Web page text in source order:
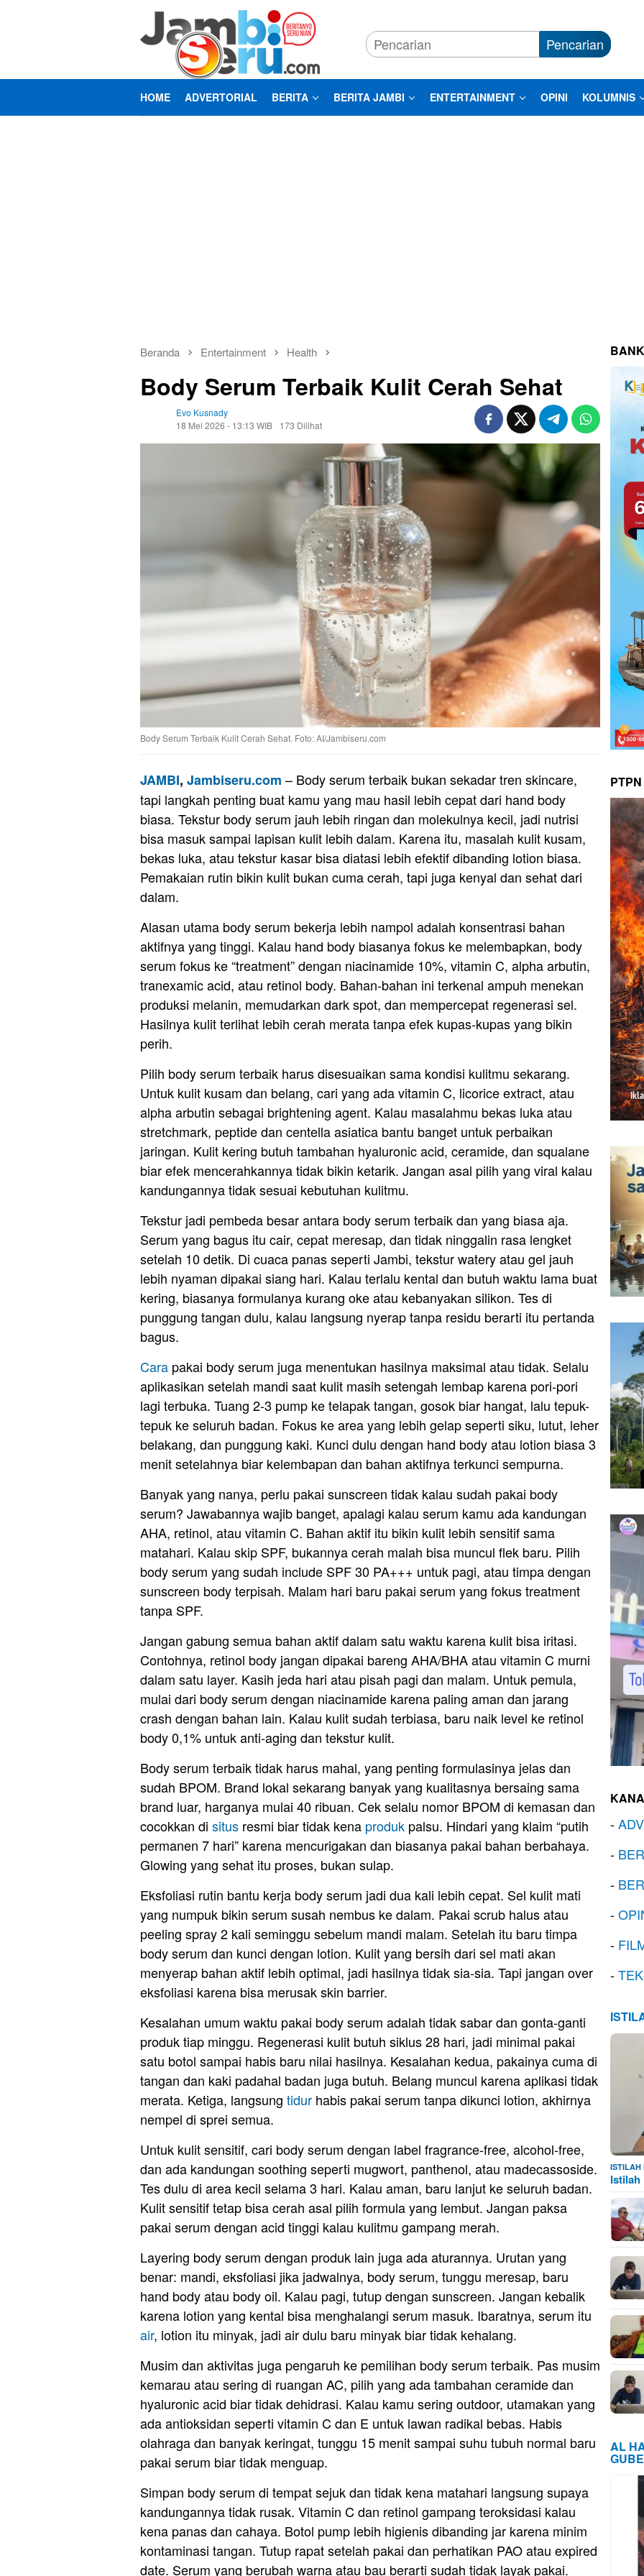
Pencarian
HOME ADVERTORIAL BERITA BERITA JAMBI ENTERTAINMENT OPINI KOLUMNIS
Beranda Entertainment Health
Body Serum Terbaik Kulit Cerah Sehat
Evo Kusnady
18 Mei 2026 - 13:13 WIB
173 Dilihat
Body Serum Terbaik Kulit Cerah Sehat. Foto: AI/Jambiseru.com
JAMBI, Jambiseru.com – Body serum terbaik bukan sekadar tren skincare,
tapi langkah penting buat kamu yang mau hasil lebih cepat dari hand body
biasa. Tekstur body serum jauh lebih ringan dan molekulnya kecil, jadi nutrisi
bisa masuk sampai lapisan kulit lebih dalam. Karena itu, masalah kulit kusam,
bekas luka, atau tekstur kasar bisa diatasi lebih efektif dibanding lotion biasa.
Pemakaian rutin bikin kulit bukan cuma cerah, tapi juga kenyal dan sehat dari
dalam.
Alasan utama body serum bekerja lebih nampol adalah konsentrasi bahan
aktifnya yang tinggi. Kalau hand body biasanya fokus ke melembapkan, body
serum fokus ke “treatment” dengan niacinamide 10%, vitamin C, alpha arbutin,
tranexamic acid, atau retinol body. Bahan-bahan ini terkenal ampuh menekan
produksi melanin, memudarkan dark spot, dan mempercepat regenerasi sel.
Hasilnya kulit terlihat lebih cerah merata tanpa efek kupas-kupas yang bikin
perih.
Pilih body serum terbaik harus disesuaikan sama kondisi kulitmu sekarang.
Untuk kulit kusam dan belang, cari yang ada vitamin C, licorice extract, atau
alpha arbutin sebagai brightening agent. Kalau masalahmu bekas luka atau
stretchmark, peptide dan centella asiatica bantu banget untuk perbaikan
jaringan. Kulit kering butuh tambahan hyaluronic acid, ceramide, dan squalane
biar efek mencerahkannya tidak bikin ketarik. Jangan asal pilih yang viral kalau
kandungannya tidak sesuai kebutuhan kulitmu.
Tekstur jadi pembeda besar antara body serum terbaik dan yang biasa aja.
Serum yang bagus itu cair, cepat meresap, dan tidak ninggalin rasa lengket
setelah 10 detik. Di cuaca panas seperti Jambi, tekstur watery atau gel jauh
lebih nyaman dipakai siang hari. Kalau terlalu kental dan butuh waktu lama buat
kering, biasanya formulanya kurang oke atau kebanyakan silikon. Tes di
punggung tangan dulu, kalau langsung nyerap tanpa residu berarti itu pertanda
bagus.
Cara pakai body serum juga menentukan hasilnya maksimal atau tidak. Selalu
aplikasikan setelah mandi saat kulit masih setengah lembap karena pori-pori
lagi terbuka. Tuang 2-3 pump ke telapak tangan, gosok biar hangat, lalu tepuk-
tepuk ke seluruh badan. Fokus ke area yang lebih gelap seperti siku, lutut, leher
belakang, dan punggung kaki. Kunci dulu dengan hand body atau lotion biasa 3
menit setelahnya biar kelembapan dan bahan aktifnya terkunci sempurna.
Banyak yang nanya, perlu pakai sunscreen tidak kalau sudah pakai body
serum? Jawabannya wajib banget, apalagi kalau serum kamu ada kandungan
AHA, retinol, atau vitamin C. Bahan aktif itu bikin kulit lebih sensitif sama
matahari. Kalau skip SPF, bukannya cerah malah bisa muncul flek baru. Pilih
body serum yang sudah include SPF 30 PA+++ untuk pagi, atau timpa dengan
sunscreen body terpisah. Malam hari baru pakai serum yang fokus treatment
tanpa SPF.
Jangan gabung semua bahan aktif dalam satu waktu karena kulit bisa iritasi.
Contohnya, retinol body jangan dipakai bareng AHA/BHA atau vitamin C murni
dalam satu layer. Kasih jeda hari atau pisah pagi dan malam. Untuk pemula,
mulai dari body serum dengan niacinamide karena paling aman dan jarang
crash dengan bahan lain. Kalau kulit sudah terbiasa, baru naik level ke retinol
body 0,1% untuk anti-aging dan tekstur kulit.
Body serum terbaik tidak harus mahal, yang penting formulasinya jelas dan
sudah BPOM. Brand lokal sekarang banyak yang kualitasnya bersaing sama
brand luar, harganya mulai 40 ribuan. Cek selalu nomor BPOM di kemasan dan
cocokkan di situs resmi biar tidak kena produk palsu. Hindari yang klaim “putih
permanen 7 hari” karena mencurigakan dan biasanya pakai bahan berbahaya.
Glowing yang sehat itu proses, bukan sulap.
Eksfoliasi rutin bantu kerja body serum jadi dua kali lebih cepat. Sel kulit mati
yang numpuk bikin serum susah nembus ke dalam. Pakai scrub halus atau
peeling spray 2 kali seminggu sebelum mandi malam. Setelah itu baru timpa
body serum dan kunci dengan lotion. Kulit yang bersih dari sel mati akan
menyerap bahan aktif lebih optimal, jadi hasilnya tidak sia-sia. Tapi jangan over
eksfoliasi karena bisa merusak skin barrier.
Kesalahan umum waktu pakai body serum adalah tidak sabar dan gonta-ganti
produk tiap minggu. Regenerasi kulit butuh siklus 28 hari, jadi minimal pakai
satu botol sampai habis baru nilai hasilnya. Kesalahan kedua, pakainya cuma di
tangan dan kaki padahal badan juga butuh. Belang muncul karena aplikasi tidak
merata. Ketiga, langsung tidur habis pakai serum tanpa dikunci lotion, akhirnya
nempel di sprei semua.
Untuk kulit sensitif, cari body serum dengan label fragrance-free, alcohol-free,
dan ada kandungan soothing seperti mugwort, panthenol, atau madecassoside.
Tes dulu di area kecil selama 3 hari. Kalau aman, baru lanjut ke seluruh badan.
Kulit sensitif tetap bisa cerah asal pilih formula yang lembut. Jangan paksa
pakai serum dengan acid tinggi kalau kulitmu gampang merah.
Layering body serum dengan produk lain juga ada aturannya. Urutan yang
benar: mandi, eksfoliasi jika jadwalnya, body serum, tunggu meresap, baru
hand body atau body oil. Kalau pagi, tutup dengan sunscreen. Jangan kebalik
karena lotion yang kental bisa menghalangi serum masuk. Ibaratnya, serum itu
air, lotion itu minyak, jadi air dulu baru minyak biar tidak kehalang.
Musim dan aktivitas juga pengaruh ke pemilihan body serum terbaik. Pas musim
kemarau atau sering di ruangan AC, pilih yang ada tambahan ceramide dan
hyaluronic acid biar tidak dehidrasi. Kalau kamu sering outdoor, utamakan yang
ada antioksidan seperti vitamin C dan E untuk lawan radikal bebas. Habis
olahraga dan banyak keringat, tunggu 15 menit sampai suhu tubuh normal baru
pakai serum biar tidak menguap.
Simpan body serum di tempat sejuk dan tidak kena matahari langsung supaya
kandungannya tidak rusak. Vitamin C dan retinol gampang teroksidasi kalau
kena panas dan cahaya. Botol pump lebih higienis dibanding jar karena minim
kontaminasi tangan. Tutup rapat setelah pakai dan perhatikan PAO atau expired
date. Serum yang berubah warna atau bau berarti sudah tidak layak pakai.
-
-
-
-
-
-
ISTILAH
Istilah
AL